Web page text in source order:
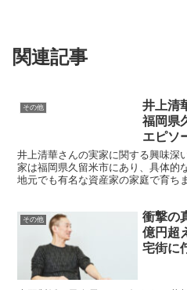
関連記事
その他
井上清
福岡県
エピソ
井上清華さんの実家に関する興味深
家は福岡県久留米市にあり、具体的
地元でも有名な資産家の家庭で育ち
その他
衝撃の
億円超
宅街に